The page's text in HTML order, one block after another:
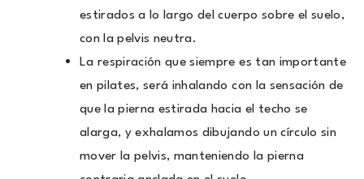
estirados a lo largo del cuerpo sobre el suelo,
con la pelvis neutra.
La respiración que siempre es tan importante
en pilates, será inhalando con la sensación de
que la pierna estirada hacia el techo se
alarga, y exhalamos dibujando un círculo sin
mover la pelvis, manteniendo la pierna